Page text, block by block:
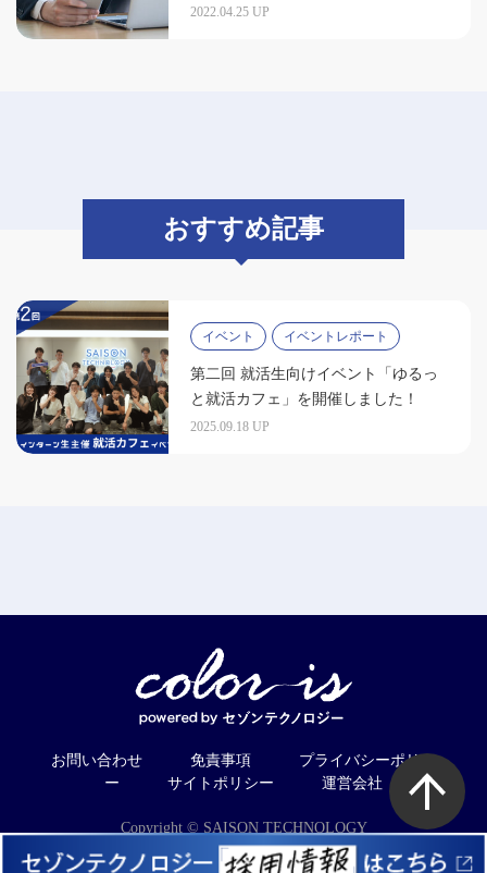
を解説
2022.04.25 UP
おすすめ記事
イベント イベントレポート
第二回 就活生向けイベント「ゆるっ
と就活カフェ」を開催しました！
2025.09.18 UP
お問い合わせ 免責事項
プライバシーポリシ
ー
サイトポリシー 運営会社
Copyright © SAISON TECHNOLOGY
CO.,LTD. All Rights Reserved.